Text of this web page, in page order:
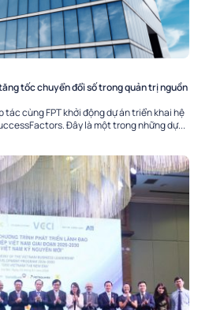
tăng tốc chuyển đổi số trong quản trị nguồn
tác cùng FPT khởi động dự án triển khai hệ
Đây là một trong những dự...